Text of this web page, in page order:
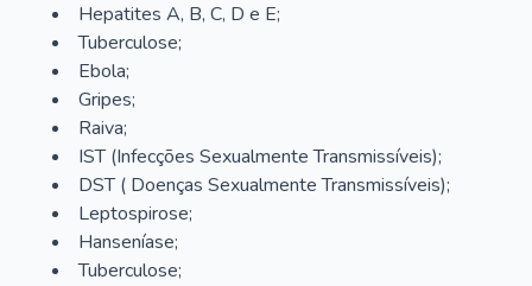
Hepatites A, B, C, D e E;
Tuberculose;
Ebola;
Gripes;
Raiva;
IST (Infecções Sexualmente Transmissíveis);
DST ( Doenças Sexualmente Transmissíveis);
Leptospirose;
Hanseníase;
Tuberculose;